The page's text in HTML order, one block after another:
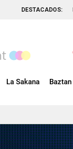
DESTACADOS:
La Sakana Baztan